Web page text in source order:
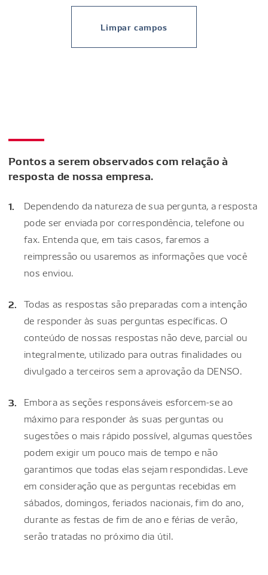
Limpar campos
Pontos a serem observados com relação à
resposta de nossa empresa.
Dependendo da natureza de sua pergunta, a resposta
pode ser enviada por correspondência, telefone ou
fax. Entenda que, em tais casos, faremos a
reimpressão ou usaremos as informações que você
nos enviou.
Todas as respostas são preparadas com a intenção
de responder às suas perguntas específicas. O
conteúdo de nossas respostas não deve, parcial ou
integralmente, utilizado para outras finalidades ou
divulgado a terceiros sem a aprovação da DENSO.
Embora as seções responsáveis esforcem-se ao
máximo para responder às suas perguntas ou
sugestões o mais rápido possível, algumas questões
podem exigir um pouco mais de tempo e não
garantimos que todas elas sejam respondidas. Leve
em consideração que as perguntas recebidas em
sábados, domingos, feriados nacionais, fim do ano,
durante as festas de fim de ano e férias de verão,
serão tratadas no próximo dia útil.